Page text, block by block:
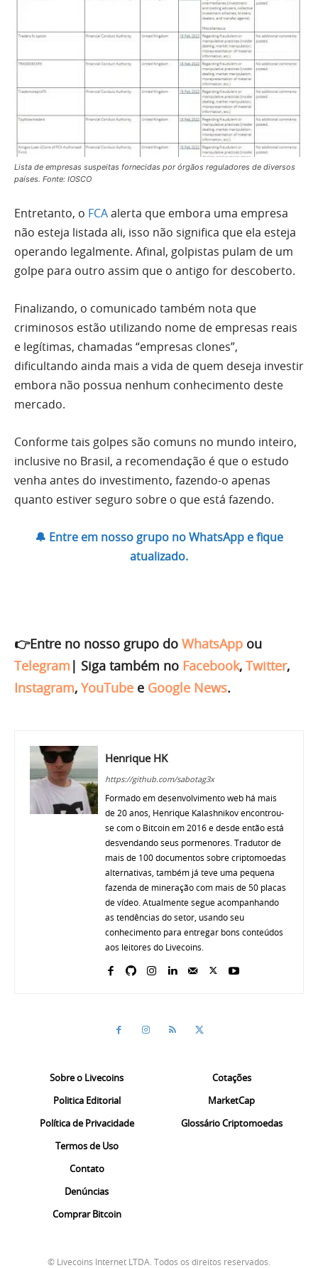
Lista de empresas suspeitas fornecidas por órgãos reguladores de diversos
países. Fonte: IOSCO
Entretanto, o FCAalerta que embora uma empresa
não esteja listada ali, isso não significa que ela esteja
operando legalmente. Afinal, golpistas pulam de um
golpe para outro assim que o antigo for descoberto.
Finalizando, o comunicado também nota que
criminosos estão utilizando nome de empresas reais
e legítimas, chamadas “empresas clones”,
dificultando ainda mais a vida de quem deseja investir
embora não possua nenhum conhecimento deste
mercado.
Conforme tais golpes são comuns no mundo inteiro,
inclusive no Brasil, a recomendação é que o estudo
venha antes do investimento, fazendo-o apenas
quanto estiver seguro sobre o que está fazendo.
🔔 Entre em nosso grupo no WhatsApp e fique
atualizado.
👉Entre no nosso grupo do WhatsApp ou
Telegram | Siga também no Facebook, Twitter,
Instagram, YouTube e Google News.
Henrique HK
https://github.com/sabotag3x
Formado em desenvolvimento web há mais
de 20 anos, Henrique Kalashnikov encontrou-
se com o Bitcoin em 2016 e desde então está
desvendando seus pormenores. Tradutor de
mais de 100 documentos sobre criptomoedas
alternativas, também já teve uma pequena
fazenda de mineração com mais de 50 placas
de vídeo. Atualmente segue acompanhando
as tendências do setor, usando seu
conhecimento para entregar bons conteúdos
aos leitores do Livecoins.
Sobre o Livecoins
Politica Editorial
Política de Privacidade
Termos de Uso
Contato
Denúncias
Comprar Bitcoin
Cotações
MarketCap
Glossário Criptomoedas
© Livecoins Internet LTDA. Todos os direitos reservados.